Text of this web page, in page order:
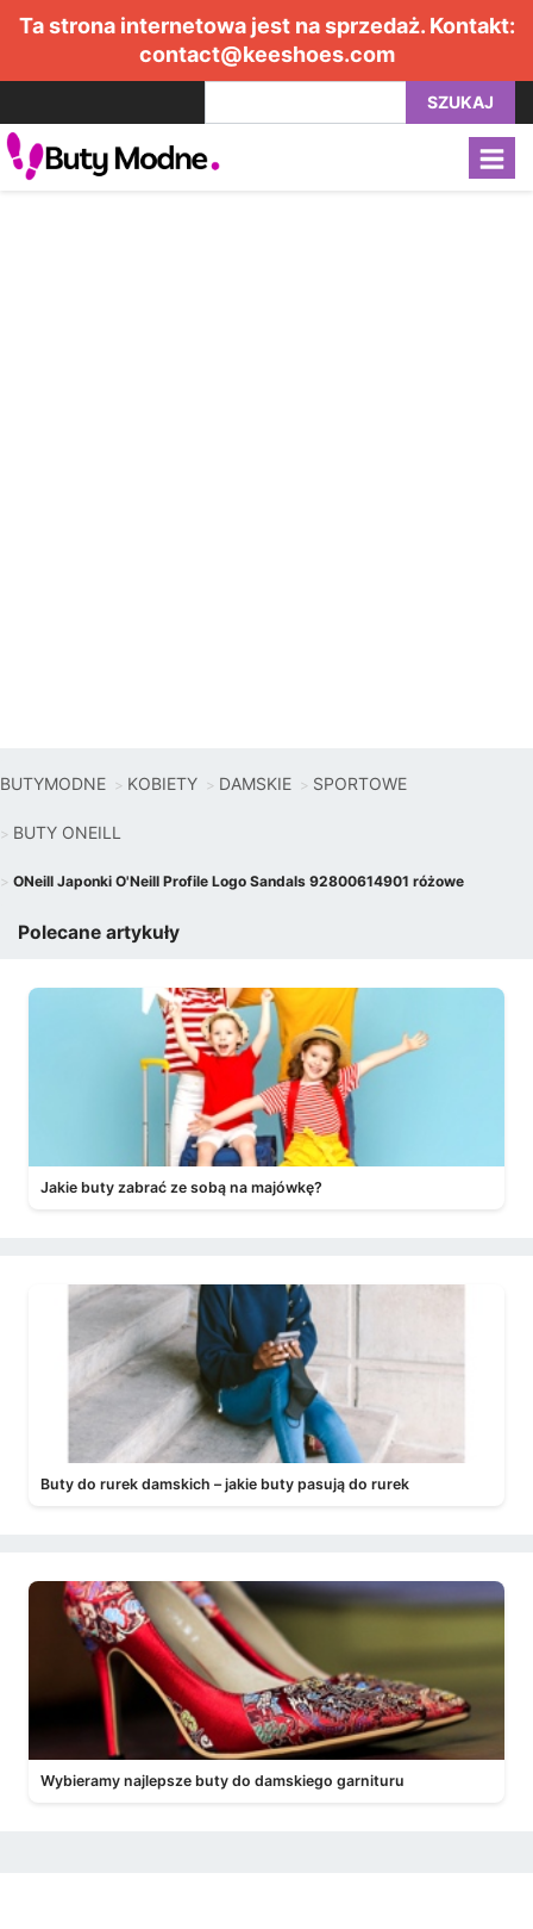
Ta strona internetowa jest na sprzedaż. Kontakt:
contact@keeshoes.com
SZUKAJ
BUTYMODNE KOBIETY DAMSKIE SPORTOWE
BUTY ONEILL
ONeill Japonki O'Neill Profile Logo Sandals 92800614901 różowe
Polecane artykuły
Jakie buty zabrać ze sobą na majówkę?
Buty do rurek damskich – jakie buty pasują do rurek
Wybieramy najlepsze buty do damskiego garnituru